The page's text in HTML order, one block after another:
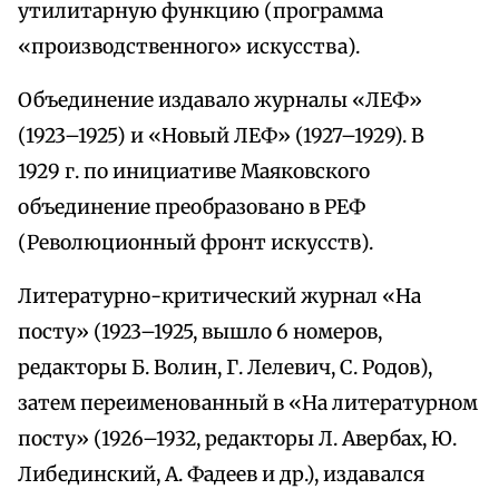
утилитарную функцию (программа
«производственного» искусства).
Объединение издавало журналы «ЛЕФ»
(1923–1925) и «Новый ЛЕФ» (1927–1929). В
1929 г. по инициативе Маяковского
объединение преобразовано в РЕФ
(Революционный фронт искусств).
Литературно-критический журнал «На
посту» (1923–1925, вышло 6 номеров,
редакторы Б. Волин, Г. Лелевич, С. Родов),
затем переименованный в «На литературном
посту» (1926–1932, редакторы Л. Авербах, Ю.
Либединский, А. Фадеев и др.), издавался